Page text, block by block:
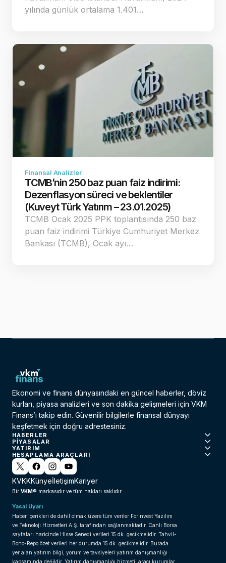
yılında günlük ortalama 1.401…
Finansal Analizler
TCMB’nin 250 baz puan faiz indirimi:
Dezenflasyon süreci ve beklentiler
(Kuveyt Türk Yatırım – 23.01.2025)
TCMB Ocak 2025 PPK toplantısında 250 baz
puan faiz indirimi Türkiye Cumhuriyet Merkez
Bankası (TCMB), Ocak ayı…
Ekonomi ve finans dünyasındaki en güncel haberler, döviz
kurları, piyasa analizleri ve son dakika gelişmeleri için VKM
Finans’ı takip edin. Güvenilir bilgilerle finansal dünyayı
keşfetmek için doğru adrestesiniz.
HABERLER
PIYASALAR
YATIRIM
HESAPLAMA ARAÇLARI
KVKKKünyeİletişimKariyer
Bir VKM® markasıdır ve tüm hakları saklıdır.
Yasal Uyarı
Haber içerikleri de dahil olmak üzere tüm veriler ForInvest Yazılım
ve Teknoloji Hizmetleri A.Ş. tarafından sağlanmaktadır. Canlı Borsa
sayfaları haricinde Hisse Senedi verileri 15 dk. gecikmelidir. Tahvil-
Bono-Repo özet verileri her durumda 15 dk. gecikmelidir. Burada
yer alan yatırım bilgi, yorum ve tavsiyeleri yatırım danışmanlığı
kapsamında değildir. Yatırım danışmanlığı hizmeti; aracı kurumlar,